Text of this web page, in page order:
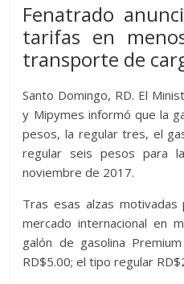
er s
A
p
p
di
t
b
o
o
k
m
p
ar
ti
r
Fenatrado
tarifas en
transporte de
Santo Domingo, RD. El
y Mipymes informó que la
pesos, la regular tres, el
regular seis pesos para
noviembre de 2017.
Tras esas alzas
mercado internacional en
galón de gasolina
RD$5.00; el tipo regular